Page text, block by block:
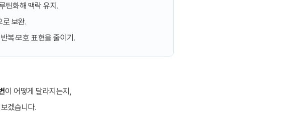
틴화해 맥락 유지.
보완.
복·모호 표현을 줄이기.
이 어떻게 달라지는지,
겠습니다.